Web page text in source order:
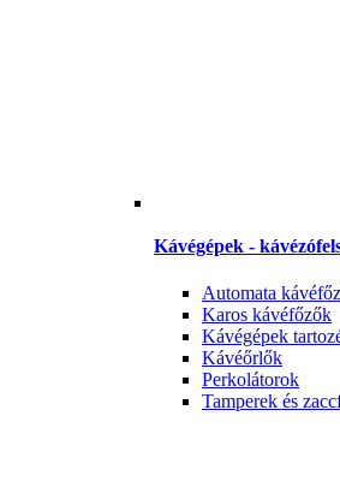
Kávégépek -
Automata
Karos kávéfőzők
Kávégépek
Kávéőrlők
Perkolátorok
Tamperek és